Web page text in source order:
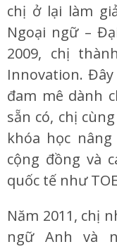
chị ở lại làm
Ngoại ngữ –
2009, chị
Innovation.
đam mê dành
sẵn có, chị
khóa học
cộng đồng và
quốc tế như
Năm 2011, chị
ngữ Anh và